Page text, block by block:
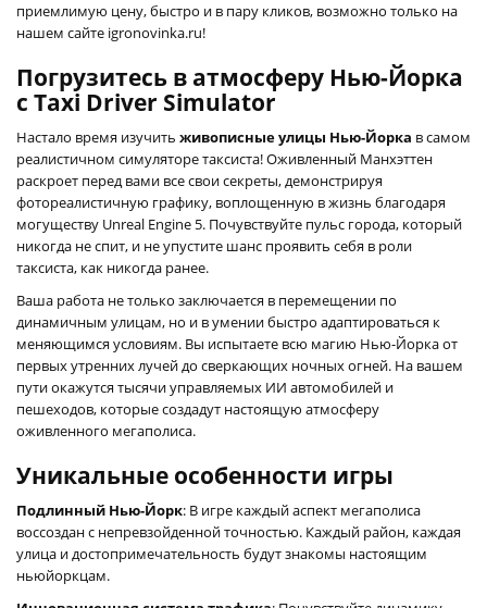
приемлимую цену, быстро и в пару кликов, возможно только на
нашем сайте igronovinka.ru!
Погрузитесь в атмосферу Нью-Йорка
с Taxi Driver Simulator
Настало время изучить живописные улицы Нью-Йорка в самом
реалистичном симуляторе таксиста! Оживленный Манхэттен
раскроет перед вами все свои секреты, демонстрируя
фотореалистичную графику, воплощенную в жизнь благодаря
могуществу Unreal Engine 5. Почувствуйте пульс города, который
никогда не спит, и не упустите шанс проявить себя в роли
таксиста, как никогда ранее.
Ваша работа не только заключается в перемещении по
динамичным улицам, но и в умении быстро адаптироваться к
меняющимся условиям. Вы испытаете всю магию Нью-Йорка от
первых утренних лучей до сверкающих ночных огней. На вашем
пути окажутся тысячи управляемых ИИ автомобилей и
пешеходов, которые создадут настоящую атмосферу
оживленного мегаполиса.
Уникальные особенности игры
Подлинный Нью-Йорк: В игре каждый аспект мегаполиса
воссоздан с непревзойденной точностью. Каждый район, каждая
улица и достопримечательность будут знакомы настоящим
ньюйоркцам.